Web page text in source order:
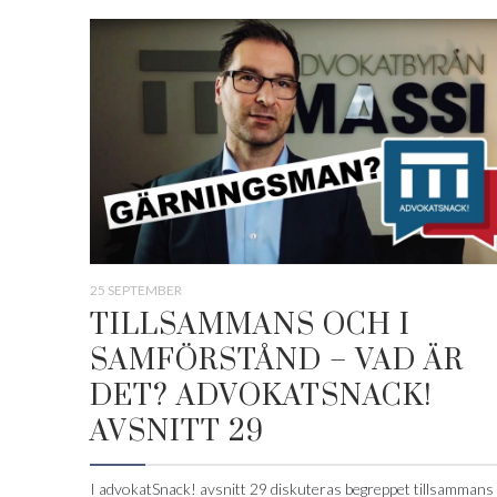
25 SEPTEMBER
TILLSAMMANS OCH I
SAMFÖRSTÅND – VAD ÄR
DET? ADVOKATSNACK!
AVSNITT 29
I advokatSnack! avsnitt 29 diskuteras begreppet tillsammans